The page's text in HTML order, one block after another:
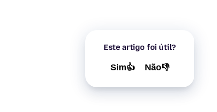
Este artigo foi útil?
Sim👍 Não👎